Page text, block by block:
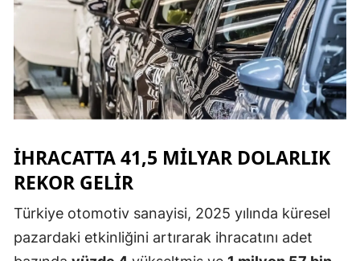
Siirt
Sinop
Sivas
Tekirdağ
Tokat
Tunceli
Şanlıurfa
İHRACATTA 41,5 MILYAR DOLARLIK
REKOR GELIR
Türkiye otomotiv sanayisi, 2025 yılında küresel
pazardaki etkinliğini artırarak ihracatını adet